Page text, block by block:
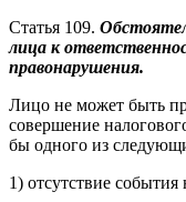
Статья 109.
лица к
правонарушения.
Лицо не может быть
совершение
бы одного из
1) отсутствие